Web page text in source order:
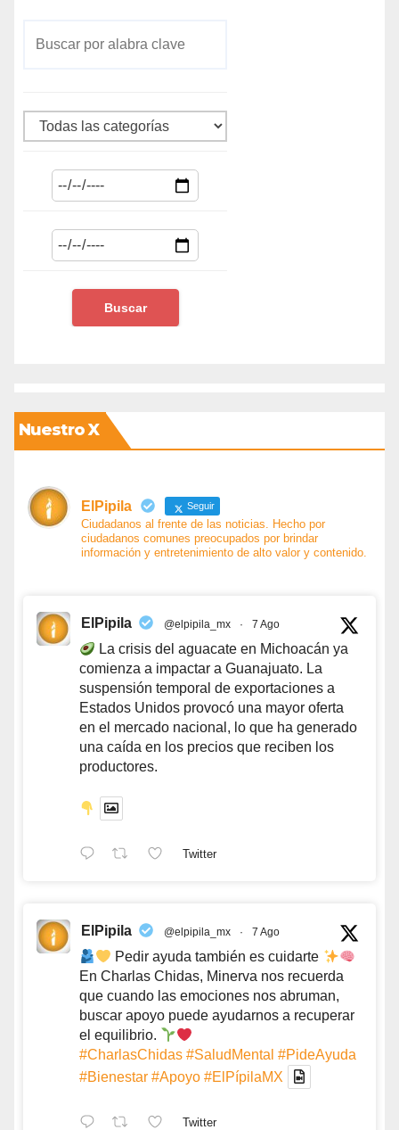
Nuestro X
ElPipila Seguir
Ciudadanos al frente de las noticias. Hecho por
ciudadanos comunes preocupados por brindar
información y entretenimiento de alto valor y contenido.
ElPipila @elpipila_mx · 7 Ago
La crisis del aguacate en Michoacán ya
comienza a impactar a Guanajuato. La
suspensión temporal de exportaciones a
Estados Unidos provocó una mayor oferta
en el mercado nacional, lo que ha generado
una caída en los precios que reciben los
productores.
Twitter
ElPipila @elpipila_mx · 7 Ago
Pedir ayuda también es cuidarte
En Charlas Chidas, Minerva nos recuerda
que cuando las emociones nos abruman,
buscar apoyo puede ayudarnos a recuperar
el equilibrio.
#CharlasChidas #SaludMental #PideAyuda
#Bienestar #Apoyo #ElPípilaMX
Twitter